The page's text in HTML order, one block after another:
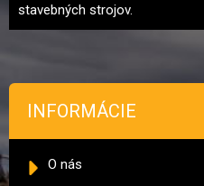
stavebných strojov.
INFORMÁCIE
O nás